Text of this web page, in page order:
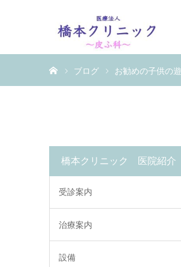
ブログ お勧めの子供の
橋本クリニック 医院紹介
受診案内
治療案内
設備